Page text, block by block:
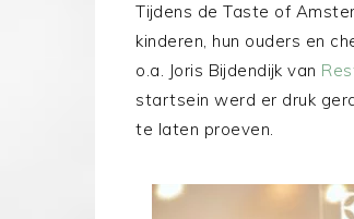
Tijdens de Taste of
kinderen, hun ouders en
o.a. Joris Bijdendijk van
startsein werd er druk
te laten proeven.